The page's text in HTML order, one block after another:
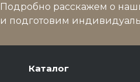
Подробно расскажем о
и подготовим
Каталог